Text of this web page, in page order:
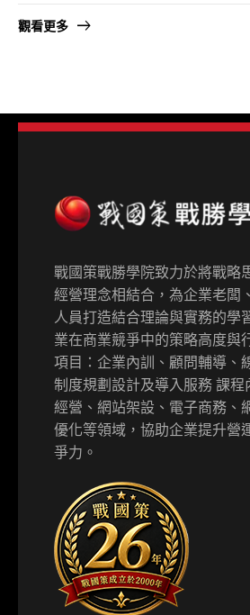
觀看更多
戰國策戰勝學院致力於將戰略
經營理念相結合，為企業老闆
人員打造結合理論與實務的學
業在商業競爭中的策略高度與
項目：企業內訓、顧問輔導、
制度規劃設計及導入服務 課
經營、網站架設、電子商務、
優化等領域，協助企業提升營
爭力。